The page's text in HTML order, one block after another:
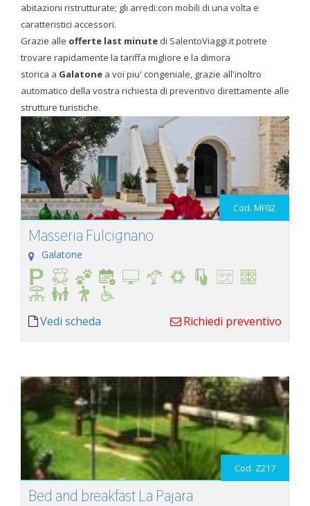
abitazioni ristrutturate; gli arredi:con mobili di una volta e
caratteristici accessori.
Grazie alle offerte last minute di SalentoViaggi.it potrete
trovare rapidamente la tariffa migliore e la dimora
storica a Galatone a voi piu' congeniale, grazie all'inoltro
automatico della vostra richiesta di preventivo direttamente alle
strutture turistiche.
Cod. MF02
Masseria Fulcignano
Galatone
Vedi scheda Richiedi preventivo
Cod. Z217
Bed and breakfast La Pajara